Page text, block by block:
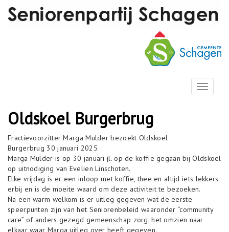
T
o
a
i
t
i
Oldskoel Burgerbrug
Fractievoorzitter Marga Mulder bezoekt Oldskoel
Burgerbrug 30 januari 2025
Marga Mulder is op 30 januari jl. op de koffie gegaan bij Oldskoel
op uitnodiging van Evelien Linschoten.
Elke vrijdag is er een inloop met koffie, thee en altijd iets lekkers
erbij en is de moeite waard om deze activiteit te bezoeken.
Na een warm welkom is er uitleg gegeven wat de eerste
speerpunten zijn van het Seniorenbeleid waaronder “community
care” of anders gezegd gemeenschap zorg, het omzien naar
elkaar waar Marga uitleg over heeft gegeven.